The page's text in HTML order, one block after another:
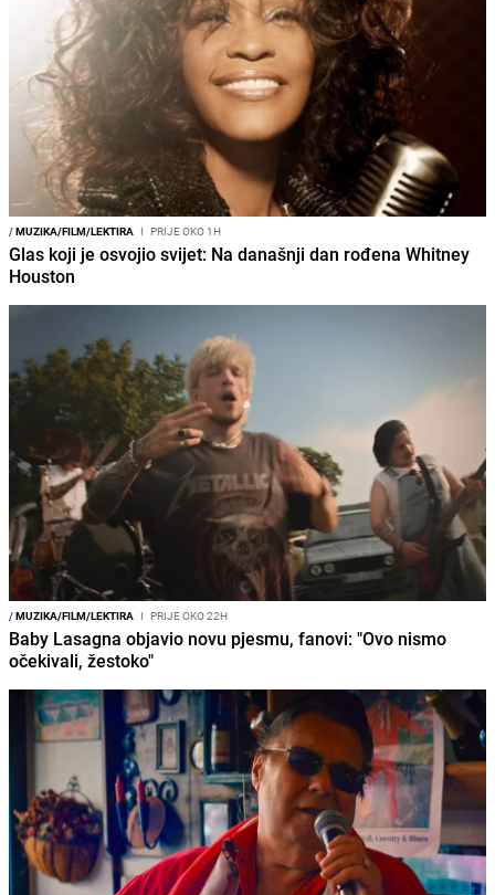
/MUZIKA/FILM/LEKTIRA I PRIJE OKO 1H
Glas koji je osvojio svijet: Na današnji dan rođena Whitney
Houston
/MUZIKA/FILM/LEKTIRA I PRIJE OKO 22H
Baby Lasagna objavio novu pjesmu, fanovi: "Ovo nismo
očekivali, žestoko"